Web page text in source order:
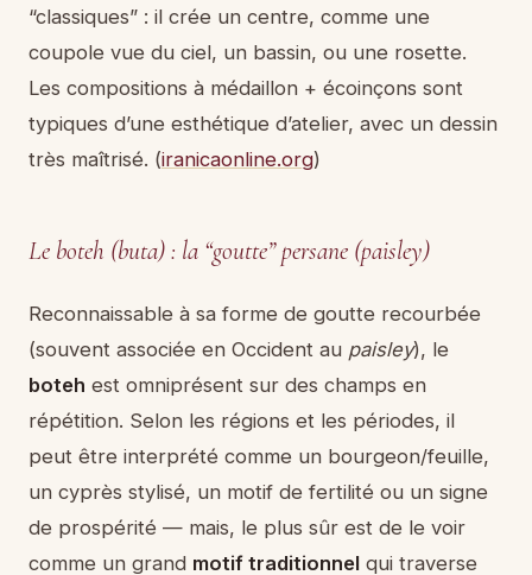
“classiques” : il crée un centre, comme une
coupole vue du ciel, un bassin, ou une rosette.
Les compositions à médaillon + écoinçons sont
typiques d’une esthétique d’atelier, avec un dessin
très maîtrisé. (iranicaonline.org)
Le boteh (buta) : la “goutte” persane (paisley)
Reconnaissable à sa forme de goutte recourbée
(souvent associée en Occident au paisley), le
boteh est omniprésent sur des champs en
répétition. Selon les régions et les périodes, il
peut être interprété comme un bourgeon/feuille,
un cyprès stylisé, un motif de fertilité ou un signe
de prospérité — mais, le plus sûr est de le voir
comme un grand motif traditionnel qui traverse